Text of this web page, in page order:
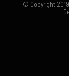
© Copyright